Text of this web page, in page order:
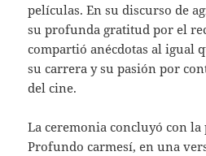
películas. En su discurso de
su profunda gratitud por el
compartió anécdotas al igual
su carrera y su pasión por
del cine.
La ceremonia concluyó con la
Profundo carmesí, en una